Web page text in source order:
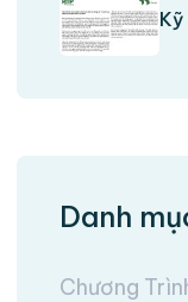
Danh
Chương